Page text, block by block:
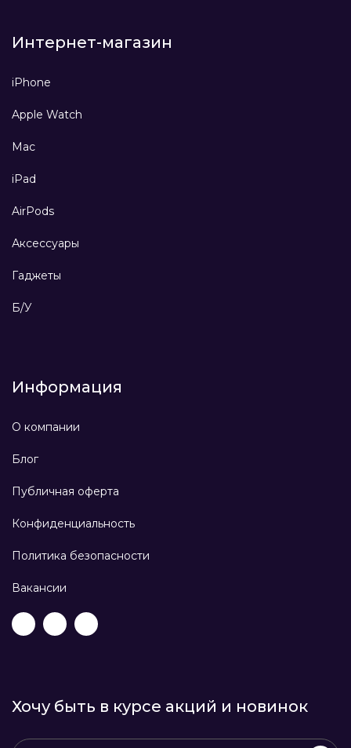
Интернет-магазин
iPhone
Apple Watch
Mac
iPad
AirPods
Аксессуары
Гаджеты
Б/У
Информация
О компании
Блог
Публичная оферта
Конфиденциальность
Политика безопасности
Вакансии
Хочу быть в курсе акций и новинок